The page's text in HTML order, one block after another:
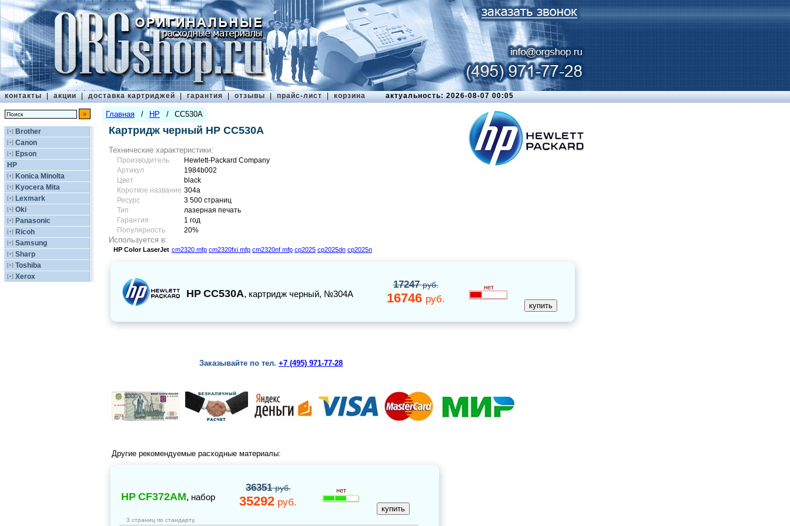
контакты | акции | доставка картриджей | гарантия | отзывы | прайс-лист | корзина актуальность: 2026-08-07 00:05
[+] Brother
[+] Canon
[+] Epson
HP
[+] Konica Minolta
[+] Kyocera Mita
[+] Lexmark
[+] Oki
[+] Panasonic
[+] Ricoh
[+] Samsung
[+] Sharp
[+] Toshiba
[+] Xerox
Главная / HP / CC530A
Картридж черный HP CC530A
Технические характеристики:
Производитель
Hewlett-Packard Company
Артикул
1984b002
Цвет
black
Короткое название 304a
Ресурс
3 500 страниц
Тип
лазерная печать
Гарантия
1 год
Популярность
20%
Используется в:
HP Color LaserJet cm2320 mfp cm2320fxi mfp cm2320nf mfp cp2025 cp2025dn cp2025n
HP CC530A, картридж черный, №304A
17247руб.
16746 руб.
нет
Заказывайте по тел. +7 (495) 971-77-28
Другие рекомендуемые расходные материалы:
HP CF372AM, набор
36351руб.
35292 руб.
нет
3 страниц по стандарту,